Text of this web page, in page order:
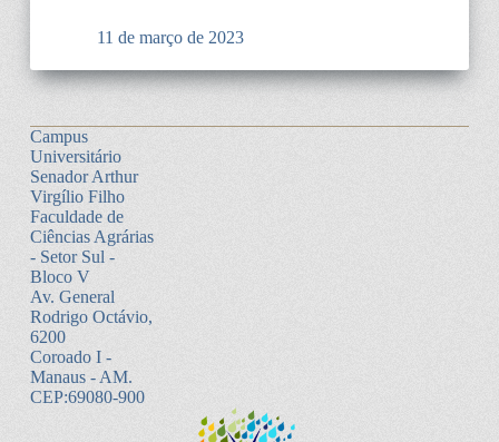
11 de março de 2023
Campus
Universitário
Senador Arthur
Virgílio Filho
Faculdade de
Ciências Agrárias
- Setor Sul -
Bloco V
Av. General
Rodrigo Octávio,
6200
Coroado I -
Manaus - AM.
CEP:69080-900